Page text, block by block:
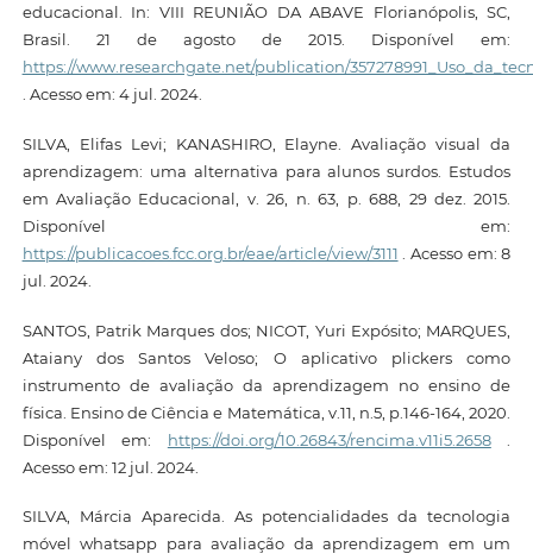
educacional. In: VIII REUNIÃO DA ABAVE Florianópolis, SC,
Brasil. 21 de agosto de 2015. Disponível em:
https://www.researchgate.net/publication/
. Acesso em: 4 jul. 2024.
SILVA, Elifas Levi; KANASHIRO, Elayne. Avaliação visual da
aprendizagem: uma alternativa para alunos surdos. Estudos
em Avaliação Educacional, v. 26, n. 63, p. 688, 29 dez. 2015.
Disponível em:
https://publicacoes.fcc.org.br/eae/article/view/3111 . Acesso em: 8
jul. 2024.
SANTOS, Patrik Marques dos; NICOT, Yuri Expósito; MARQUES,
Ataiany dos Santos Veloso; O aplicativo plickers como
instrumento de avaliação da aprendizagem no ensino de
física. Ensino de Ciência e Matemática, v.11, n.5, p.146-164, 2020.
Disponível em: https://doi.org/10.26843/rencima.v11i5.2658.
Acesso em: 12 jul. 2024.
SILVA, Márcia Aparecida. As potencialidades da tecnologia
móvel whatsapp para avaliação da aprendizagem em um